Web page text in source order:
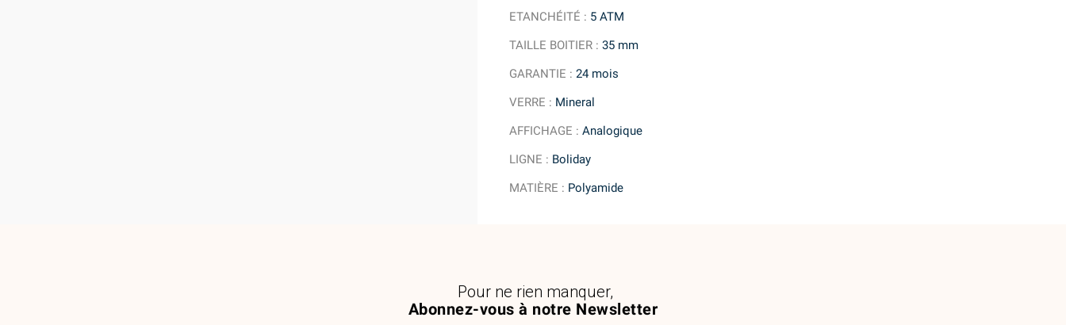
ETANCHÉITÉ : 5 ATM
TAILLE BOITIER: 35 mm
GARANTIE : 24 mois
VERRE : Mineral
AFFICHAGE : Analogique
LIGNE : Boliday
MATIÈRE : Polyamide
Abonnez-vous à notre Newsletter
Pour ne rien manquer,